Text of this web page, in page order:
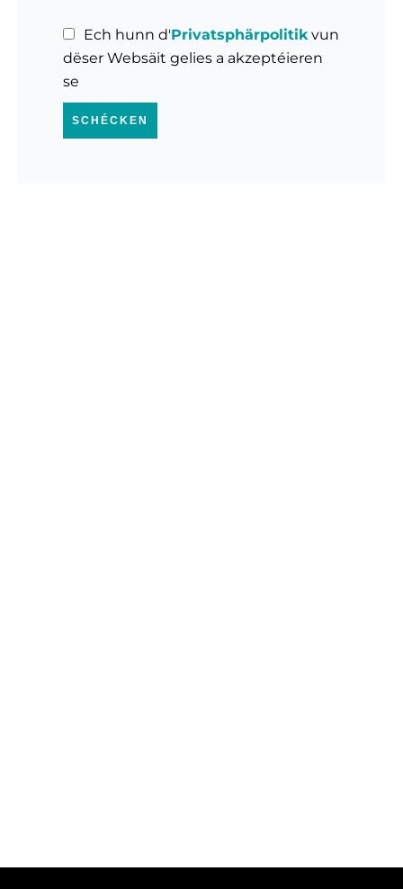
Ech hunn d'Privatsphärpolitikvun
dëser Websäit gelies a akzeptéieren
se
SCHÉCKEN